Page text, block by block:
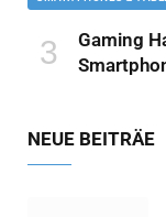
Gaming
NEUE BEITRÄE